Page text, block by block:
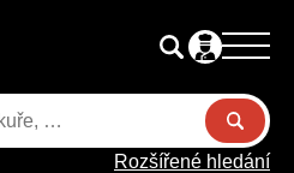
Rozšířené hledání